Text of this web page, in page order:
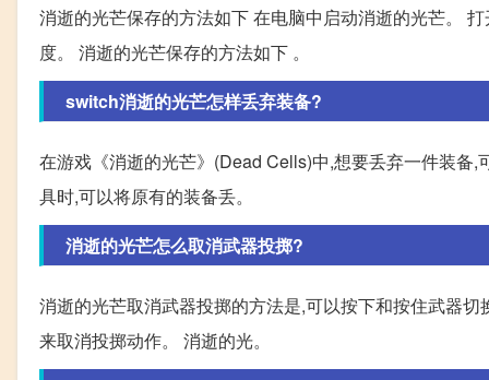
消逝的光芒保存的方法如下 在电脑中启动消逝的光芒。
度。 消逝的光芒保存的方法如下 。
switch消逝的光芒怎样丢弃装备?
在游戏《消逝的光芒》(Dead Cells)中,想要丢弃一件装备
具时,可以将原有的装备丢。
消逝的光芒怎么取消武器投掷?
消逝的光芒取消武器投掷的方法是,可以按下和按住武器
来取消投掷动作。 消逝的光。